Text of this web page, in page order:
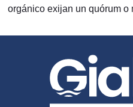
orgánico exijan un quórum o